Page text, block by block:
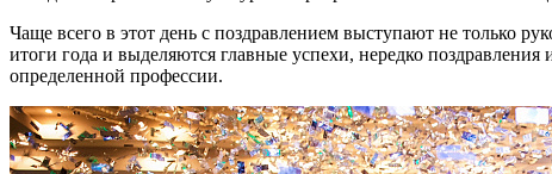
Чаще всего в этот день с поздравлением выступают не только
итоги года и выделяются главные успехи, нередко
определенной профессии.